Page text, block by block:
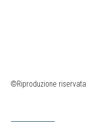
©Riproduzione riservata